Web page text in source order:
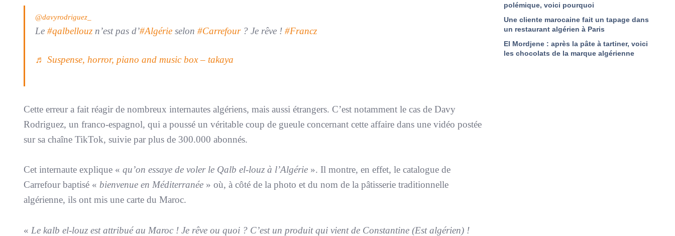
@davyrodriguez_
Le #qalbellouz n’est pas d’#Algérie selon #Carrefour? Je rêve ! #Francz
♬ Suspense, horror, piano and music box – takaya
Cette erreur a fait réagir de nombreux internautes algériens, mais aussi étrangers. C’est notamment le cas de Davy
Rodriguez, un franco-espagnol, qui a poussé un véritable coup de gueule concernant cette affaire dans une vidéo postée
sur sa chaîne TikTok, suivie par plus de 300.000 abonnés.
Cet internaute explique « qu’on essaye de voler le Qalb el-louz à l’Algérie ». Il montre, en effet, le catalogue de
Carrefour baptisé « bienvenue en Méditerranée » où, à côté de la photo et du nom de la pâtisserie traditionnelle
algérienne, ils ont mis une carte du Maroc.
« Le kalb el-louz est attribué au Maroc ! Je rêve ou quoi ? C’est un produit qui vient de Constantine (Est algérien) !
polémique, voici pourquoi
Une cliente marocaine fait un tapage dans
un restaurant algérien à Paris
El Mordjene : après la pâte à tartiner, voici
les chocolats de la marque algérienne